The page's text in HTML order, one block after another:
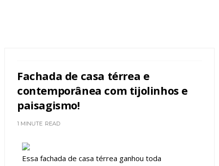
Fachada de casa térrea e
contemporânea com tijolinhos e
paisagismo!
1 MINUTE READ
Essa fachada de casa térrea ganhou toda